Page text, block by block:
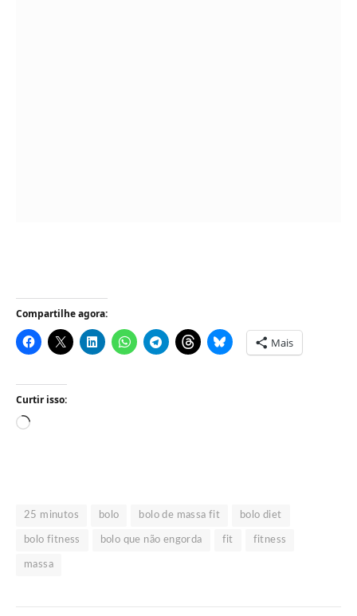
Compartilhe agora:
Mais
Curtir isso:
Carregando...
25 minutos bolo bolo de massa fit bolo diet
bolo fitness bolo que não engorda fit fitness
massa